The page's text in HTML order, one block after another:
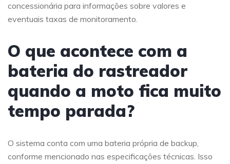
concessionária para informações sobre valores e
eventuais taxas de monitoramento.
O que acontece com a
bateria do rastreador
quando a moto fica muito
tempo parada?
O sistema conta com uma bateria própria de backup,
conforme mencionado nas especificações técnicas. Isso